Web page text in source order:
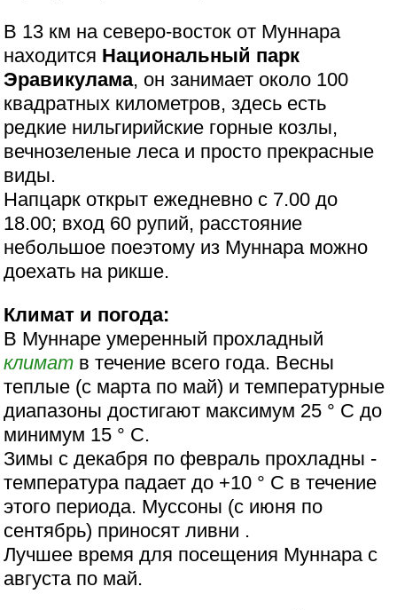
В 13 км на северо-восток от Муннара
находится Национальный парк
Эравикулама, он занимает около 100
квадратных километров, здесь есть
редкие нильгирийские горные козлы,
вечнозеленые леса и просто прекрасные
виды.
Напцарк открыт ежедневно с 7.00 до
18.00; вход 60 рупий, расстояние
небольшое поеэтому из Муннара можно
доехать на рикше.
Климат и погода:
В Муннаре умеренный прохладный
климат в течение всего года. Весны
теплые (с марта по май) и температурные
диапазоны достигают максимум 25 ° С до
минимум 15 ° C.
Зимы с декабря по февраль прохладны -
температура падает до +10 ° С в течение
этого периода. Муссоны (с июня по
сентябрь) приносят ливни .
Лучшее время для посещения Муннара с
августа по май.